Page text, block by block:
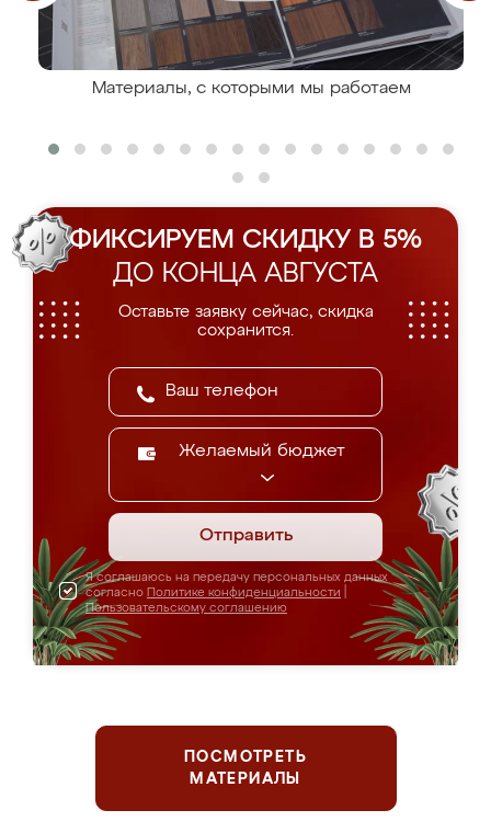
Материалы, с которыми мы работаем
ФИКСИРУЕМ СКИДКУ В 5%
ДО КОНЦА АВГУСТА
Оставьте заявку сейчас, скидка
сохранится.
Желаемый бюджет
Отправить
Я соглашаюсь на передачу персональных данных
согласно Политике конфиденциальности
Пользовательскому соглашению
ПОСМОТРЕТЬ
МАТЕРИАЛЫ